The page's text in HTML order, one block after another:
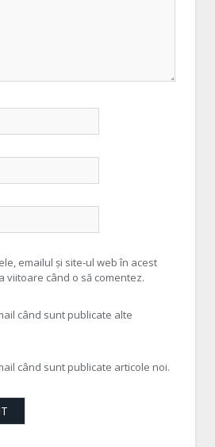
emailul și site-ul web în acest
viitoare când o să comentez.
când sunt publicate alte
când sunt publicate articole noi.